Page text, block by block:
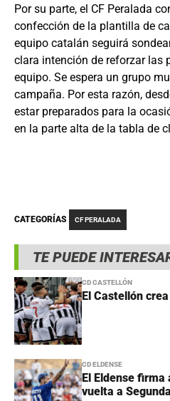
TE PUEDE
CD CASTELLÓN
El Castellón
CD ELDENSE
El Eldense firma
vuelta a Segunda
Por su parte, el CF Peralada
confección de la plantilla de
equipo catalán seguirá
clara intención de reforzar las
equipo. Se espera un grupo
campaña. Por esta razón,
estar preparados para la
en la parte alta de la tabla de
CATEGORÍAS CF PERALADA